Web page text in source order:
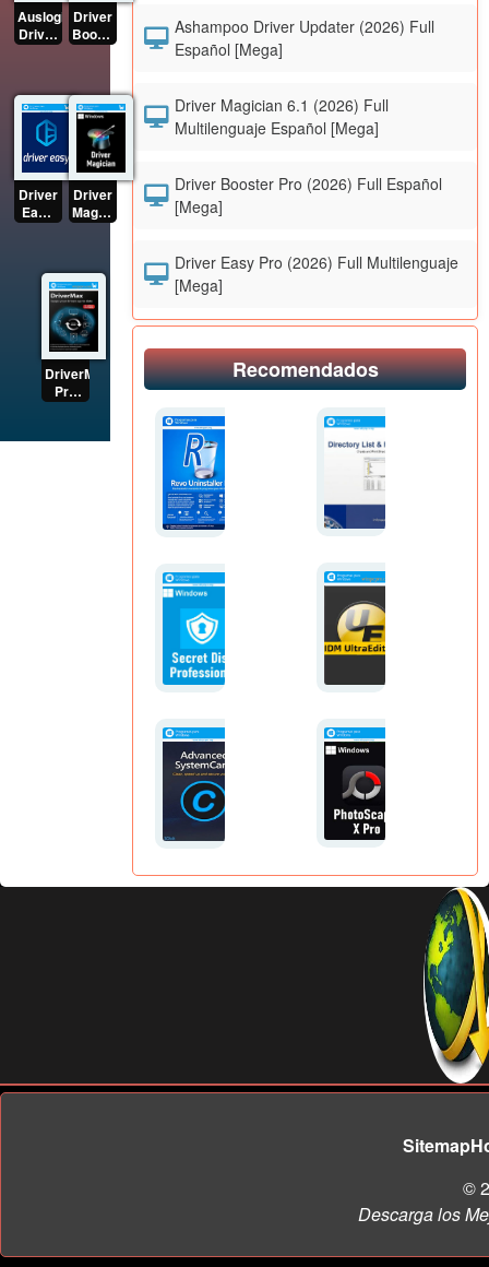
Auslogics
Driver
Updater
Multilenguaje
Español
[Mega]
Driver
Booster
Pro
Español
[Mega]
Driver
Easy
Multilenguaje
[Mega]
Driver
Magician
Multilenguaje
Español
[Mega]
DriverMax
Pro
(2026)
Full
Ashampoo Driver Updater (2026) Full
Español [Mega]
Driver Magician 6.1 (2026) Full
Multilenguaje Español [Mega]
Driver Booster Pro (2026) Full Español
[Mega]
Driver Easy Pro (2026) Full Multilenguaje
[Mega]
Recomendados
Sitemap
©
Descarga los